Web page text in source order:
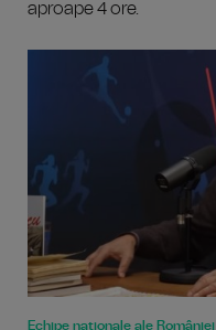
aproape 4 ore.
Echipe naționale ale României